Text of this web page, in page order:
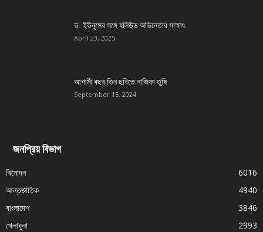
ড. ইউনূসের সঙ্গে হলিউড অভিনেতার সাক্ষাৎ
April 23, 2025
আগামী বছর তিন ছবিতে নাজিফা তুষি
September 15, 2024
জনপ্রিয় বিভাগ
বিনোদন
6016
আন্তর্জাতিক
4940
বাংলাদেশ
3846
খেলাধুলা
2993